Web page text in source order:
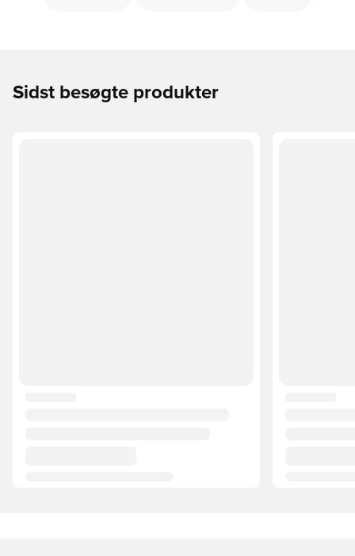
Sidst besøgte produkter